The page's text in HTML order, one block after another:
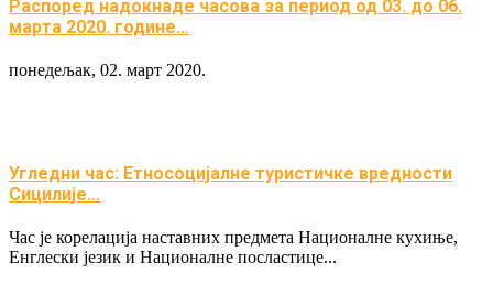
Распоред надокнаде часова за период од 03. до 06.
марта 2020. године…
понедељак, 02. март 2020.
Угледни час: Етносоцијалне туристичке вредности
Сицилије…
Час је корелација наставних предмета Националне кухиње,
Енглески језик и Националне посластице...